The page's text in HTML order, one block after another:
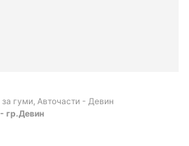
гуми, Авточасти - Девин
гр.Девин